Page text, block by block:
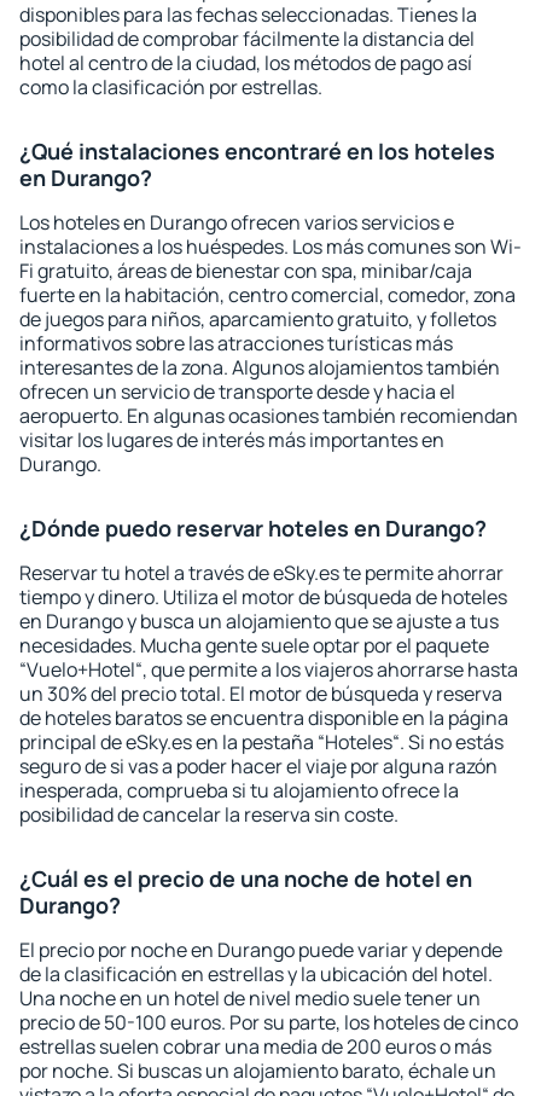
disponibles para las fechas seleccionadas. Tienes la
posibilidad de comprobar fácilmente la distancia del
hotel al centro de la ciudad, los métodos de pago así
como la clasificación por estrellas.
¿Qué instalaciones encontraré en los hoteles
en Durango?
Los hoteles en Durango ofrecen varios servicios e
instalaciones a los huéspedes. Los más comunes son Wi-
Fi gratuito, áreas de bienestar con spa, minibar/caja
fuerte en la habitación, centro comercial, comedor, zona
de juegos para niños, aparcamiento gratuito, y folletos
informativos sobre las atracciones turísticas más
interesantes de la zona. Algunos alojamientos también
ofrecen un servicio de transporte desde y hacia el
aeropuerto. En algunas ocasiones también recomiendan
visitar los lugares de interés más importantes en
Durango.
¿Dónde puedo reservar hoteles en Durango?
Reservar tu hotel a través de eSky.es te permite ahorrar
tiempo y dinero. Utiliza el motor de búsqueda de hoteles
en Durango y busca un alojamiento que se ajuste a tus
necesidades. Mucha gente suele optar por el paquete
“Vuelo+Hotel“, que permite a los viajeros ahorrarse hasta
un 30% del precio total. El motor de búsqueda y reserva
de hoteles baratos se encuentra disponible en la página
principal de eSky.es en la pestaña “Hoteles“. Si no estás
seguro de si vas a poder hacer el viaje por alguna razón
inesperada, comprueba si tu alojamiento ofrece la
posibilidad de cancelar la reserva sin coste.
¿Cuál es el precio de una noche de hotel en
Durango?
El precio por noche en Durango puede variar y depende
de la clasificación en estrellas y la ubicación del hotel.
Una noche en un hotel de nivel medio suele tener un
precio de 50-100 euros. Por su parte, los hoteles de cinco
estrellas suelen cobrar una media de 200 euros o más
por noche. Si buscas un alojamiento barato, échale un